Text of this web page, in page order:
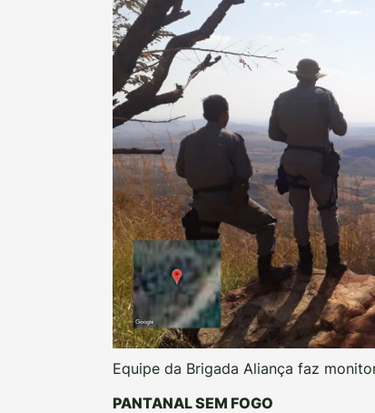
Equipe da Brigada Aliança faz
PANTANAL SEM FOGO